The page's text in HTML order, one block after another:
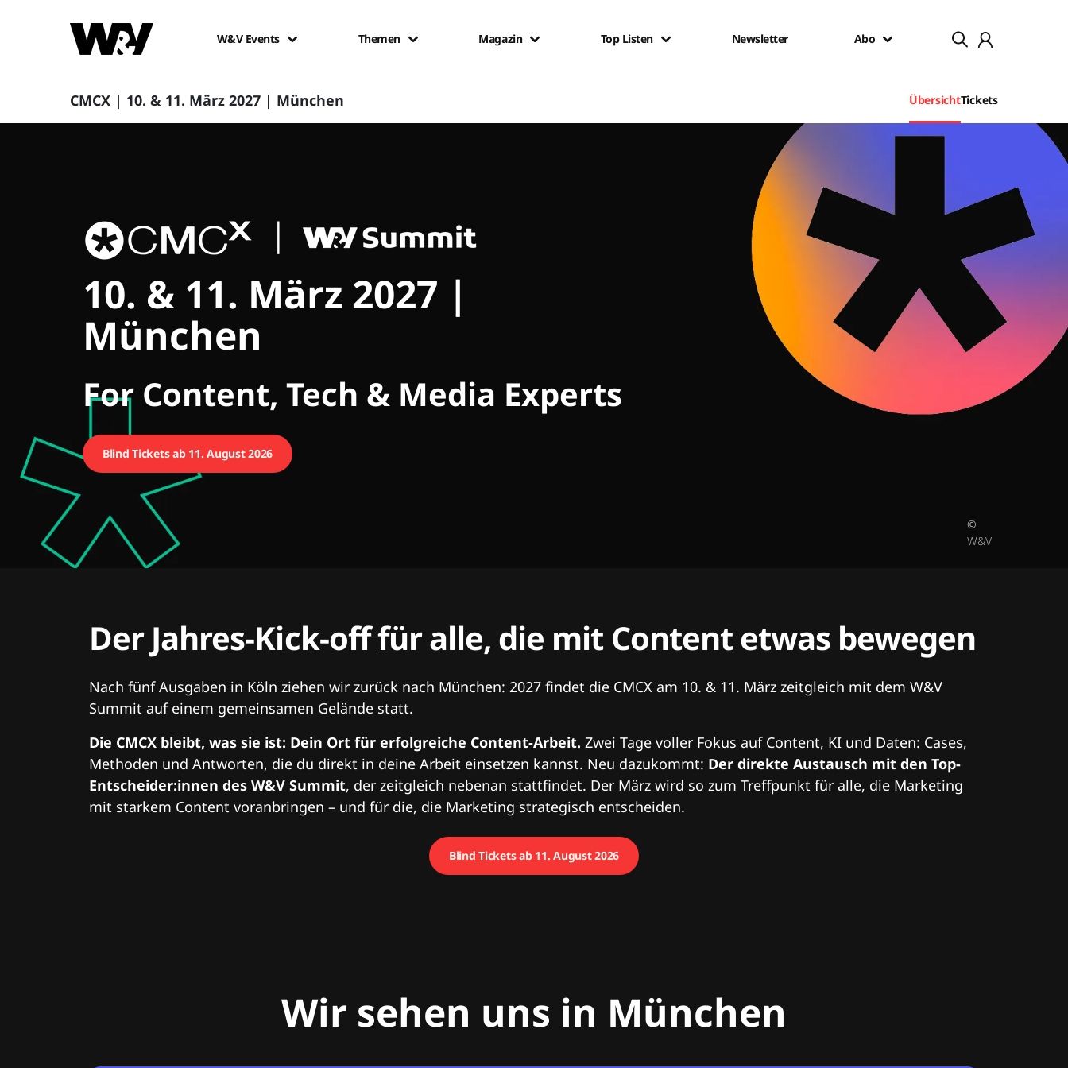
W&V Events Themen Magazin Top Listen Newsletter Abo
CMCX | 10. & 11. März 2027 | München ÜbersichtTickets
CMCX
10. & 11. März 2027 |
München
For Content, Tech & Media Experts
Blind Tickets ab 11. August 2026
©
W&V
Der Jahres-Kick-off für alle, die mit Content etwas bewegen
Nach fünf Ausgaben in Köln ziehen wir zurück nach München: 2027 findet die CMCX am 10. & 11. März zeitgleich mit dem W&V
Summit auf einem gemeinsamen Gelände statt.
Die CMCX bleibt, was sie ist: Dein Ort für erfolgreiche Content-Arbeit. Zwei Tage voller Fokus auf Content, KI und Daten: Cases,
Methoden und Antworten, die du direkt in deine Arbeit einsetzen kannst. Neu dazukommt: Der direkte Austausch mit den Top-
Entscheider:innen des W&V Summit, der zeitgleich nebenan stattfindet. Der März wird so zum Treffpunkt für alle, die Marketing
mit starkem Content voranbringen – und für die, die Marketing strategisch entscheiden.
Blind Tickets ab 11. August 2026
Wir sehen uns in München